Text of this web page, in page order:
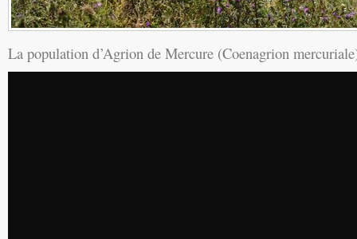
La population d’Agrion de Mercure (Coenagrion